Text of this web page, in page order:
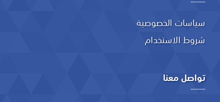
سياسات الخصوصية
شروط الاستخدام
تواصل معنا